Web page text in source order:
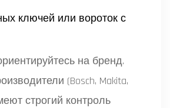
ключей или вороток с
на бренд.
(Bosch, Makita,
строгий контроль